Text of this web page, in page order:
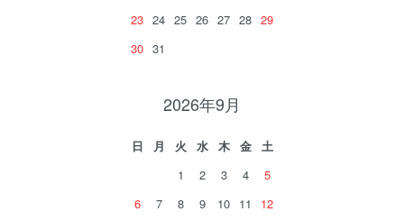
23 24 25 26 27 28 29
30 31
2026年9月
日 月 火 水 木 金
土
1
2 3 4
5
6
7 8 9 10 11
12